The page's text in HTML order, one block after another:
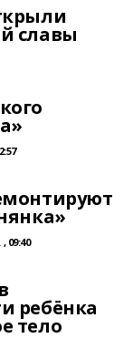
славы
09:40
ребёнка
тело